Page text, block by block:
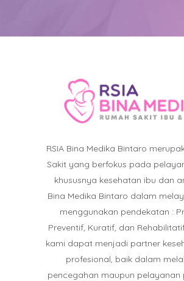
RSIA Bina Medika Bintaro
Sakit yang berfokus pada
khususnya kesehatan ibu dan
Bina Medika Bintaro dalam
menggunakan pendekatan :
Preventif, Kuratif, dan
kami dapat menjadi partner
profesional, baik dalam
pencegahan maupun